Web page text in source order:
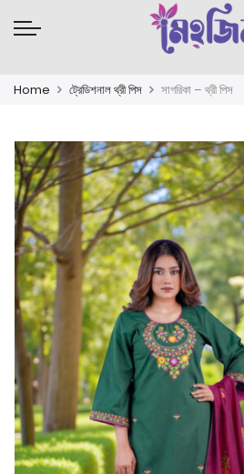
Home ট্রেডিশনাল থ্রী পিস সাগরিকা – থ্রী পিস